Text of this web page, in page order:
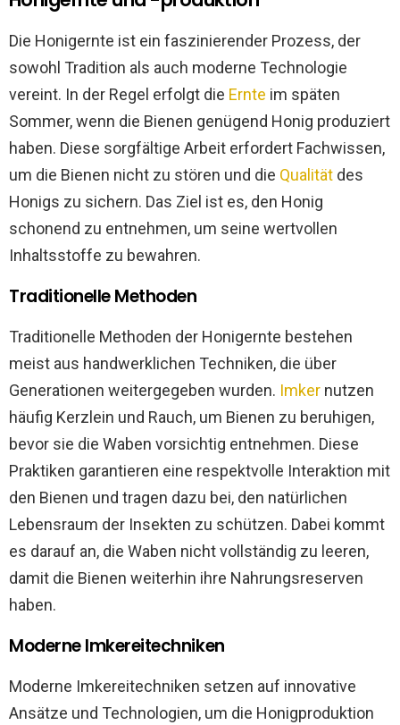
Die Honigernte ist ein faszinierender Prozess, der
sowohl Tradition als auch moderne Technologie
vereint. In der Regel erfolgt die Ernte im späten
Sommer, wenn die Bienen genügend Honig produziert
haben. Diese sorgfältige Arbeit erfordert Fachwissen,
um die Bienen nicht zu stören und die Qualität des
Honigs zu sichern. Das Ziel ist es, den Honig
schonend zu entnehmen, um seine wertvollen
Inhaltsstoffe zu bewahren.
Traditionelle Methoden
Traditionelle Methoden der Honigernte bestehen
meist aus handwerklichen Techniken, die über
Generationen weitergegeben wurden. Imker nutzen
häufig Kerzlein und Rauch, um Bienen zu beruhigen,
bevor sie die Waben vorsichtig entnehmen. Diese
Praktiken garantieren eine respektvolle Interaktion mit
den Bienen und tragen dazu bei, den natürlichen
Lebensraum der Insekten zu schützen. Dabei kommt
es darauf an, die Waben nicht vollständig zu leeren,
damit die Bienen weiterhin ihre Nahrungsreserven
haben.
Moderne Imkereitechniken
Moderne Imkereitechniken setzen auf innovative
Ansätze und Technologien, um die Honigproduktion